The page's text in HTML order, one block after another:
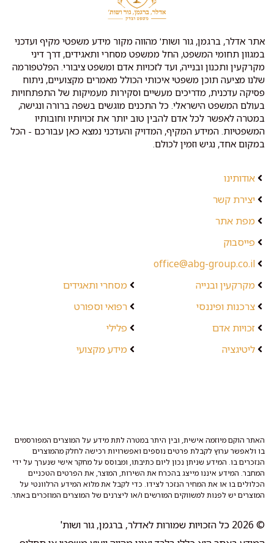
אתר אדלר, ברגמן, גור ושות' מהווה מקור מידע משפטי מקיף ועדכני
במגוון תחומי המשפט, החל ממשפט מסחרי ותאגידים, דרך דיני
מקרקעין ותכנון ובנייה, ועד לזכויות אדם ומשפט ציבורי. הפלטפורמה
שלנו מציעה תוכן משפטי איכותי הכולל מאמרים מקצועיים, ניתוח
פסיקה עדכנית, מדריכים מעשיים וסקירות מעמיקות של התפתחויות
בעולם המשפט הישראלי. כל התכנים מוגשים בשפה ברורה ונגישה,
במטרה לאפשר לכל אדם להבין טוב יותר את זכויותיו וחובותיו
המשפטיות. המידע המקיף, המדויק והעדכני נמצא כאן עבורכם - הכל
במקום אחד, נגיש וזמין לכולם.
אודותינו
יצירת קשר
מפת אתר
פייסבוק
office@abg-group.co.il
מקרקעין ובנייה
צרכנות ופיננסי
זכויות אדם
ליטיגציה
מסחרי ותאגידים
רפואי וספורט
פלילי
מידע מקצועי
האתר הוקם מיוזמה אישית, ובין היתר במטרה לתת מידע על המוצרים המפורסמים
בו ולאפשר ערוץ לקבלת פרטים נוספים ואפשרויות רכישה לחלק מהמוצרים
הנזכרים בו. המידע שניתן נכון ליום כתיבתו, ומבוסס על מחקר אישי שנערך על ידי
המחבר. המידע איננו מייצג בהכרח את השירות, המוצר, את הפרטים הטכניים
הכלולים בו או את המחיר הנזכר לצידו. כדי לקבל את מלוא המידע הרלוונטי על
המוצרים יש לפנות למשווקים המורשים ו/או ליצרנים של המוצרים המוזכרים באתר.
© 2026 כל הזכויות שמורות לאדלר, ברגמן, גור ושות'